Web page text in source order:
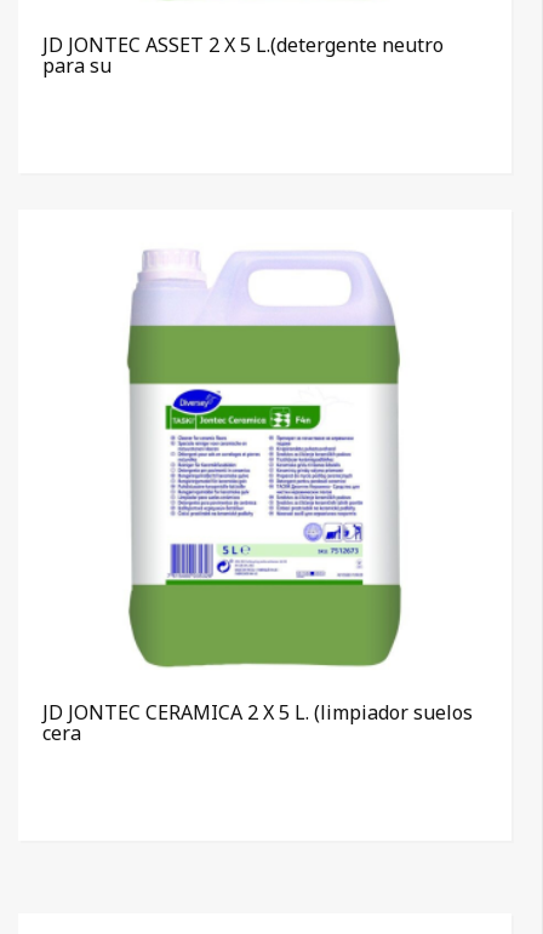
JD JONTEC ASSET 2 X 5 L.(detergente neutro
para su
JD JONTEC CERAMICA 2 X 5 L. (limpiador suelos
cera